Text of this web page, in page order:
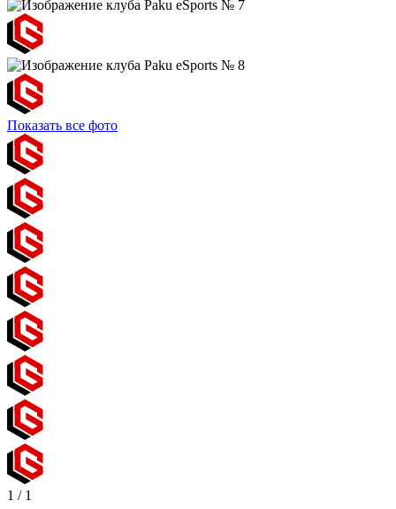
Показать все фото
1 / 1